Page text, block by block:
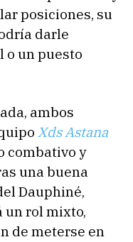
posiciones, su
darle
o un puesto
ambos
Xds Astana
combativo y
una buena
Dauphiné,
un rol mixto,
de meterse en